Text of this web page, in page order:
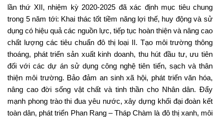
lần thứ XII, nhiệm kỳ 2020-2025 đã xác định mục tiêu chung
trong 5 năm tới: Khai thác tốt tiềm năng lợi thế, huy động và sử
dụng có hiệu quả các nguồn lực, tiếp tục hoàn thiện và nâng cao
chất lượng các tiêu chuẩn đô thị loại II. Tạo môi trường thông
thoáng, phát triển sản xuất kinh doanh, thu hút đầu tư, ưu tiên
đối với các dự án sử dụng công nghệ tiên tiến, sạch và thân
thiện môi trường. Bảo đảm an sinh xã hội, phát triển văn hóa,
nâng cao đời sống vật chất và tinh thần cho Nhân dân. Đẩy
mạnh phong trào thi đua yêu nước, xây dựng khối đại đoàn kết
toàn dân, phát triển Phan Rang – Tháp Chàm là đô thị xanh, môi